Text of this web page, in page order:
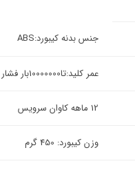
جنس بدنه کیبورد:ABS
عمر کلید:تا10000000بار فشار دادن کلید
12 ماهه کاوان سرویس
وزن کیبورد: 450 گرم